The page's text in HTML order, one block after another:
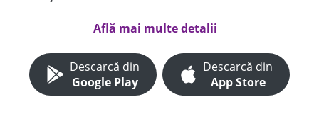
Află mai multe detalii
Descarcă din
Google Play
Descarcă din
App Store